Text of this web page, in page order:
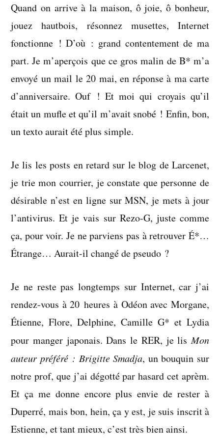
Quand on arrive à la maison, ô joie, ô bonheur,
jouez hautbois, résonnez musettes, Internet
fonctionne ! D’où : grand contentement de ma
part. Je m’aperçois que ce gros malin de B* m’a
envoyé un mail le 20 mai, en réponse à ma carte
d’anniversaire. Ouf ! Et moi qui croyais qu’il
était un mufle et qu’il m’avait snobé ! Enfin, bon,
un texto aurait été plus simple.
Je lis les posts en retard sur le blog de Larcenet,
je trie mon courrier, je constate que personne de
désirable n’est en ligne sur MSN, je mets à jour
l’antivirus. Et je vais sur Rezo-G, juste comme
ça, pour voir. Je ne parviens pas à retrouver É*…
Étrange… Aurait-il changé de pseudo ?
Je ne reste pas longtemps sur Internet, car j’ai
rendez-vous à 20 heures à Odéon avec Morgane,
Étienne, Flore, Delphine, Camille G* et Lydia
pour manger japonais. Dans le RER, je lisMon
auteur préféré : Brigitte Smadja, un bouquin sur
notre prof, que j’ai dégotté par hasard cet aprèm.
Et ça me donne encore plus envie de rester à
Duperré, mais bon, hein, ça y est, je suis inscrit à
Estienne, et tant mieux, c’est très bien ainsi.